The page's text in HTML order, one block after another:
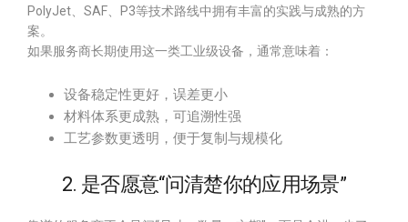
PolyJet、SAF、P3等技术路线中拥有丰富的实践与成熟的方
案。
如果服务商长期使用这一类工业级设备，通常意味着：
设备稳定性更好，误差更小
材料体系更成熟，可追溯性强
工艺参数更透明，便于复制与规模化
2. 是否愿意“问清楚你的应用场景”